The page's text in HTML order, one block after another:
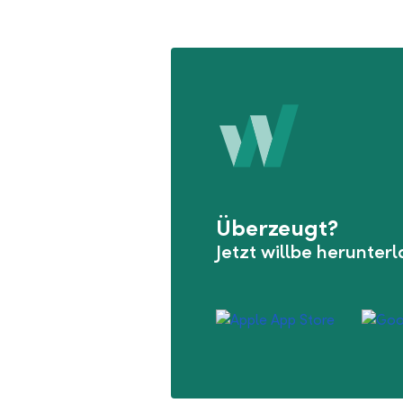
Überzeugt?
Jetzt willbe